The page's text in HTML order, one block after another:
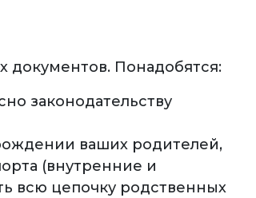
документов. Понадобятся:
законодательству
ваших родителей,
(внутренние и
всю цепочку родственных